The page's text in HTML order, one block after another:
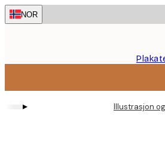
Skip
to
NOR
▸ Illustrasjon